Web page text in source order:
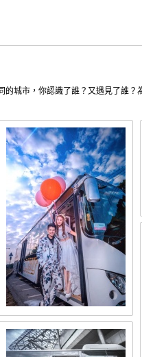
的城市，你認識了誰？又遇見了誰